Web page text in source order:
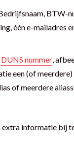
BTW-
één e-mailadres
DUNS nummer ,
een (of
of meerdere
informatie bij